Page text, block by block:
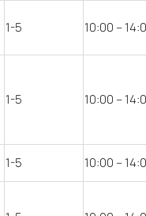
1-5 10:00 –
1-5 10:00 –
1-5
10:00 –